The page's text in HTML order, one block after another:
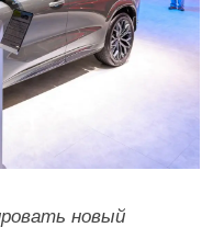
новый